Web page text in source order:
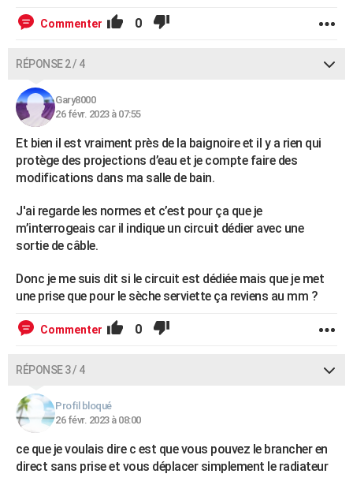
Commenter 0
RÉPONSE 2 / 4
Gary8000
26 févr. 2023 à 07:55
Et bien il est vraiment près de la baignoire et il y a rien qui
protège des projections d’eau et je compte faire des
modifications dans ma salle de bain.
J'ai regarde les normes et c’est pour ça que je
m’interrogeais car il indique un circuit dédier avec une
sortie de câble.
Donc je me suis dit si le circuit est dédiée mais que je met
une prise que pour le sèche serviette ça reviens au mm ?
Commenter 0
RÉPONSE 3 / 4
Profil bloqué
26 févr. 2023 à 08:00
ce que je voulais dire c est que vous pouvez le brancher en
direct sans prise et vous déplacer simplement le radiateur